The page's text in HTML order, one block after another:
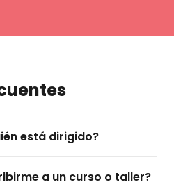
está dirigido?
a un curso o taller?